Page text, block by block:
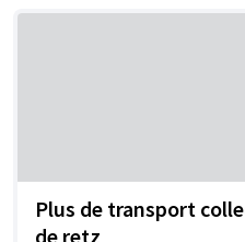
Plus de transport
de retz